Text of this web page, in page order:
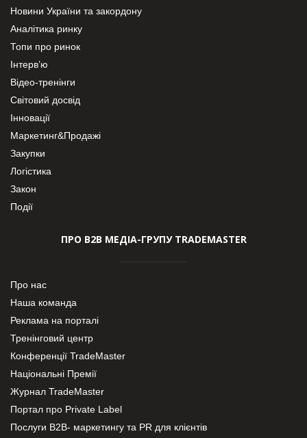
Новини України та закордону
Аналітика ринку
Топи про ринок
Інтерв’ю
Відео-тренінги
Світовий досвід
Інновації
Маркетинг&Продажі
Закупки
Логістика
Закон
Події
ПРО В2В МЕДІА-ГРУПУ TRADEMASTER
Про нас
Наша команда
Реклама на порталі
Тренінговий центр
Конференції TradeMaster
Національні Премії
Журнал TradeMaster
Портал про Private Label
Послуги В2В- маркетингу та PR для клієнтів